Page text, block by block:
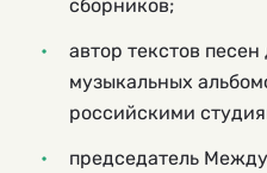
сборников;
автор текстов
музыкальных
российскими
председатель